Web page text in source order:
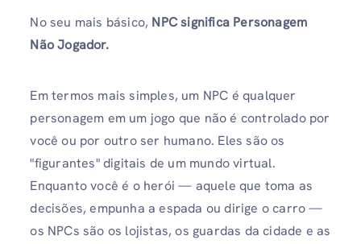
No seu mais básico, NPC significa Personagem
Não Jogador.
Em termos mais simples, um NPC é qualquer
personagem em um jogo que não é controlado por
você ou por outro ser humano. Eles são os
"figurantes" digitais de um mundo virtual.
Enquanto você é o herói — aquele que toma as
decisões, empunha a espada ou dirige o carro —
os NPCs são os lojistas, os guardas da cidade e as